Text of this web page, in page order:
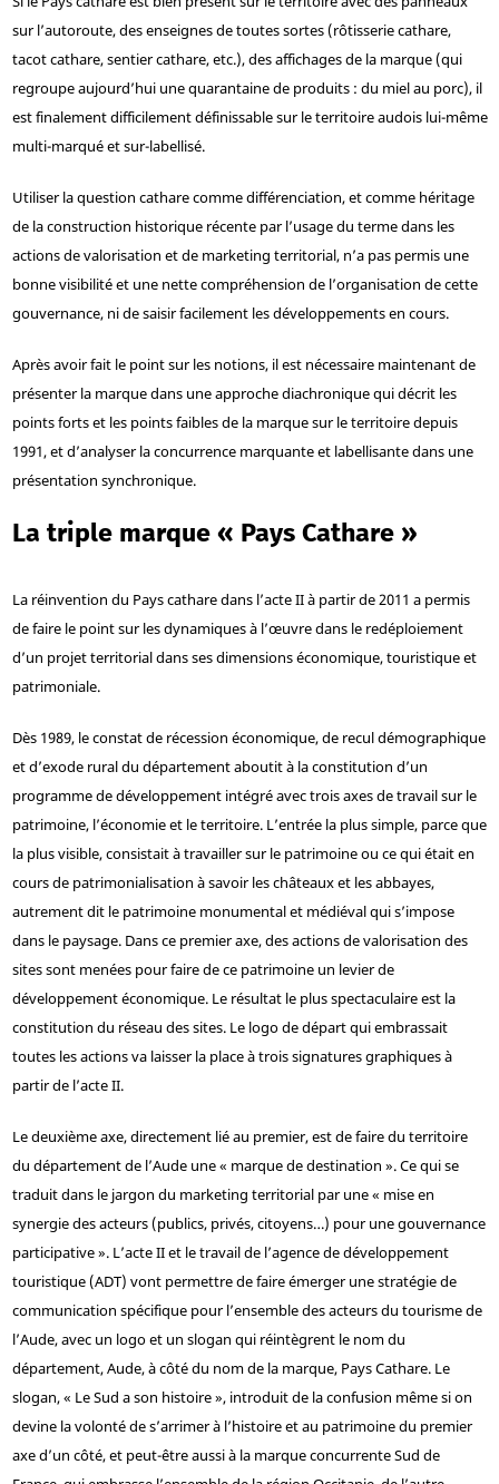
sur l’autoroute, des enseignes de toutes sortes (rôtisserie cathare,
tacot cathare, sentier cathare, etc.), des affichages de la marque (qui
regroupe aujourd’hui une quarantaine de produits : du miel au porc), il
est finalement difficilement définissable sur le territoire audois lui-même
multi-marqué et sur-labellisé.
Utiliser la question cathare comme différenciation, et comme héritage
de la construction historique récente par l’usage du terme dans les
actions de valorisation et de marketing territorial, n’a pas permis une
bonne visibilité et une nette compréhension de l’organisation de cette
gouvernance, ni de saisir facilement les développements en cours.
Après avoir fait le point sur les notions, il est nécessaire maintenant de
présenter la marque dans une approche diachronique qui décrit les
points forts et les points faibles de la marque sur le territoire depuis
1991, et d’analyser la concurrence marquante et labellisante dans une
présentation synchronique.
La triple marque « Pays Cathare »
La réinvention du Pays cathare dans l’acte II à partir de 2011 a permis
de faire le point sur les dynamiques à l’œuvre dans le redéploiement
d’un projet territorial dans ses dimensions économique, touristique et
patrimoniale.
Dès 1989, le constat de récession économique, de recul démographique
et d’exode rural du département aboutit à la constitution d’un
programme de développement intégré avec trois axes de travail sur le
patrimoine, l’économie et le territoire. L’entrée la plus simple, parce que
la plus visible, consistait à travailler sur le patrimoine ou ce qui était en
cours de patrimonialisation à savoir les châteaux et les abbayes,
autrement dit le patrimoine monumental et médiéval qui s’impose
dans le paysage. Dans ce premier axe, des actions de valorisation des
sites sont menées pour faire de ce patrimoine un levier de
développement économique. Le résultat le plus spectaculaire est la
constitution du réseau des sites. Le logo de départ qui embrassait
toutes les actions va laisser la place à trois signatures graphiques à
partir de l’acte II.
Le deuxième axe, directement lié au premier, est de faire du territoire
du département de l’Aude une « marque de destination ». Ce qui se
traduit dans le jargon du marketing territorial par une « mise en
synergie des acteurs (publics, privés, citoyens…) pour une gouvernance
participative ». L’acte II et le travail de l’agence de développement
touristique (ADT) vont permettre de faire émerger une stratégie de
communication spécifique pour l’ensemble des acteurs du tourisme de
l’Aude, avec un logo et un slogan qui réintègrent le nom du
département, Aude, à côté du nom de la marque, Pays Cathare. Le
slogan, « Le Sud a son histoire », introduit de la confusion même si on
devine la volonté de s’arrimer à l’histoire et au patrimoine du premier
axe d’un côté, et peut-être aussi à la marque concurrente Sud de